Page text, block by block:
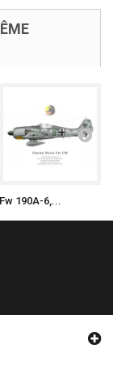
Fw 190A-6,...